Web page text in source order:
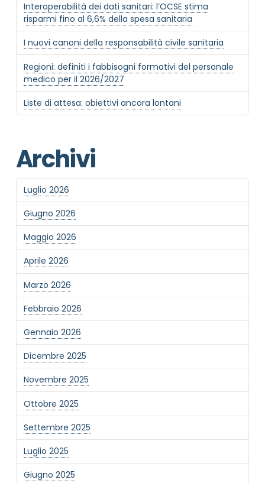
Interoperabilità dei dati sanitari: l’OCSE stima
risparmi fino al 6,6% della spesa sanitaria
I nuovi canoni della responsabilità civile sanitaria
Regioni: definiti i fabbisogni formativi del personale
medico per il 2026/2027
Liste di attesa: obiettivi ancora lontani
Archivi
Luglio 2026
Giugno 2026
Maggio 2026
Aprile 2026
Marzo 2026
Febbraio 2026
Gennaio 2026
Dicembre 2025
Novembre 2025
Ottobre 2025
Settembre 2025
Luglio 2025
Giugno 2025